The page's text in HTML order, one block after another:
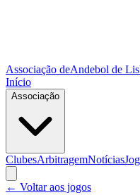
Associação deAndebol de
Início
Associação
ClubesArbitragemNotícias
← Voltar aos jogos